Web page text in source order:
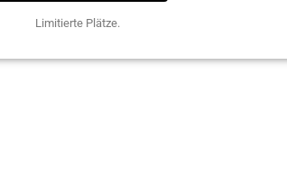
Limitierte Plätze.